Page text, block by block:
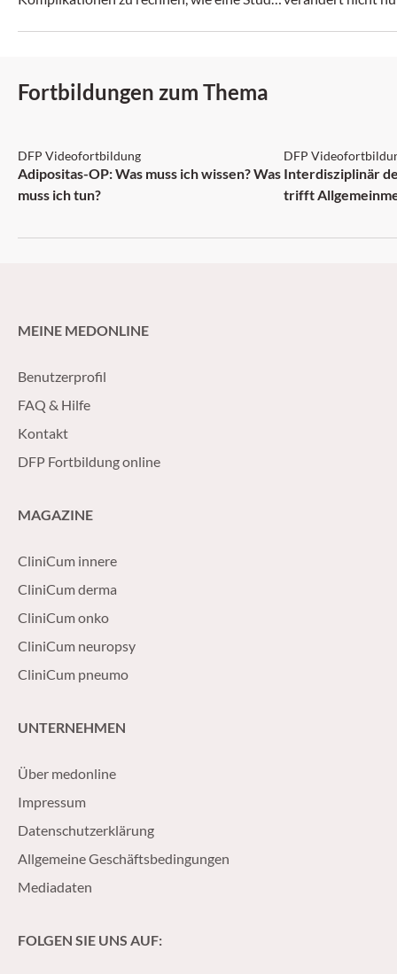
Fortbildungen zum Thema
DFP: 2 Punkte
DFP Videofortbildung
Adipositas-OP: Was muss ich wissen? Was
muss ich tun?
DFP
Interdisziplinär
trifft
MEINE MEDONLINE
Benutzerprofil
FAQ & Hilfe
Kontakt
DFP Fortbildung online
MAGAZINE
CliniCum innere
CliniCum derma
CliniCum onko
CliniCum neuropsy
CliniCum pneumo
UNTERNEHMEN
Über medonline
Impressum
Datenschutzerklärung
Allgemeine Geschäftsbedingungen
Mediadaten
FOLGEN SIE UNS AUF: